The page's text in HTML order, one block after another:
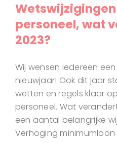
personeel, wat
2023?
Wij wensen iedereen
nieuwjaar! Ook dit jaar
wetten en regels klaar
personeel. Wat
een aantal belangrijke
Verhoging